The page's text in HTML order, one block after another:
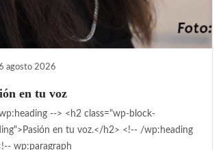
agosto 2026
en tu voz
--> <h2 class="wp-block-
en tu voz.</h2> <!-- /wp:heading
wp:paragraph